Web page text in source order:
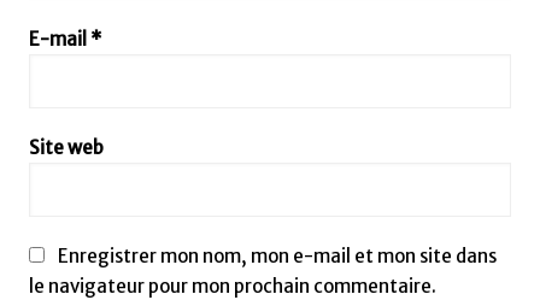
E-mail *
Site web
Enregistrer mon nom, mon e-mail et mon site dans
le navigateur pour mon prochain commentaire.